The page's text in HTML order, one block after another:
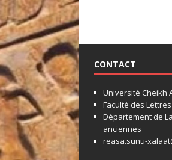
CONTACT
Université Cheikh
Faculté des
Département de
anciennes
reasa.sunu-